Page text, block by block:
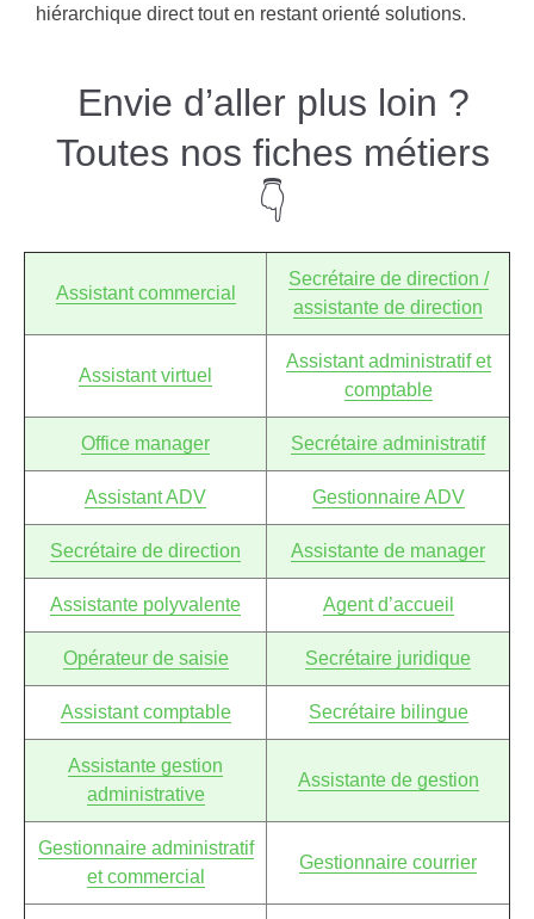
hiérarchique direct tout en restant orienté solutions.
Envie d’aller plus loin ?
Toutes nos fiches métiers
👇
Assistant commercial
Secrétaire de direction /
assistante de direction
Assistant virtuel
Assistant administratif et
comptable
Office manager Secrétaire administratif
Assistant ADV Gestionnaire ADV
Secrétaire de direction Assistante de manager
Assistante polyvalente Agent d’accueil
Opérateur de saisie Secrétaire juridique
Assistant comptable Secrétaire bilingue
Assistante gestion
administrative
Assistante de gestion
Gestionnaire administratif
et commercial
Gestionnaire courrier